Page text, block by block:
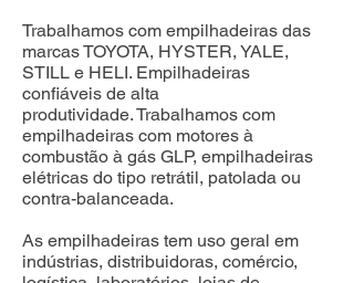
Trabalhamos com empilhadeiras das
marcas TOYOTA, HYSTER, YALE,
STILL e HELI. Empilhadeiras
confiáveis de alta
produtividade.Trabalhamos com
empilhadeiras com motores à
combustão à gás GLP, empilhadeiras
elétricas do tipo retrátil, patolada ou
contra-balanceada.
As empilhadeiras tem uso geral em
indústrias, distribuidoras, comércio,